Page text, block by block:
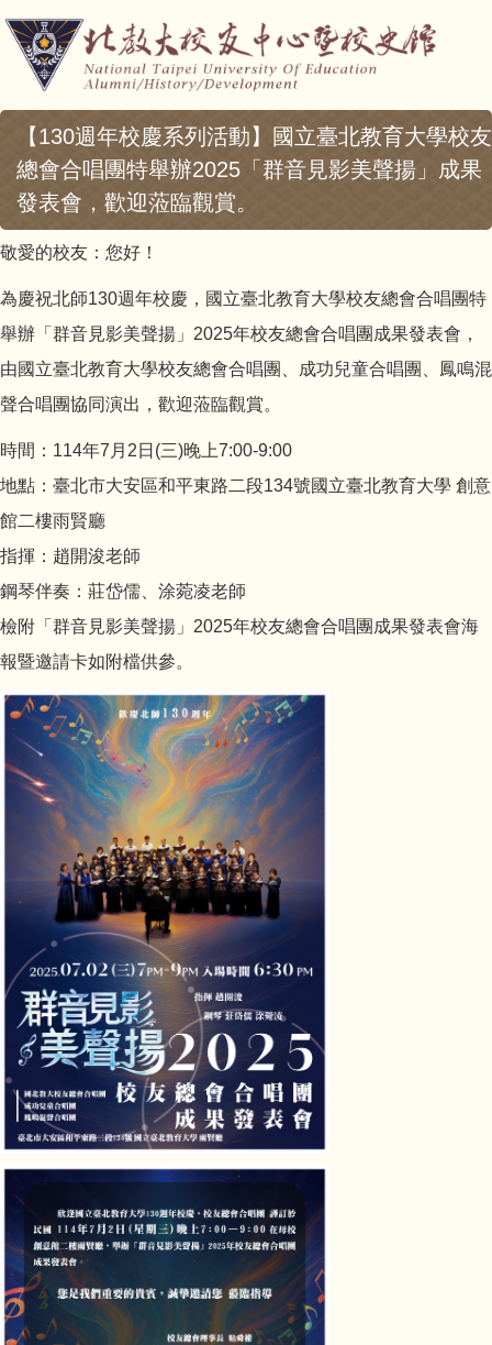
【130週年校慶系列活動】國立臺北教育大學校友
總會合唱團特舉辦2025「群音見影美聲揚」成果
發表會，歡迎蒞臨觀賞。
敬愛的校友：您好！
為慶祝北師130週年校慶，國立臺北教育大學校友總會合唱團特
舉辦「群音見影美聲揚」2025年校友總會合唱團成果發表會，
由國立臺北教育大學校友總會合唱團、成功兒童合唱團、鳳鳴混
聲合唱團協同演出，歡迎蒞臨觀賞。
時間：114年7月2日(三)晚上7:00-9:00
地點：臺北市大安區和平東路二段134號國立臺北教育大學 創意
館二樓雨賢廳
指揮：趙開浚老師
鋼琴伴奏：莊岱儒、涂菀凌老師
檢附「群音見影美聲揚」2025年校友總會合唱團成果發表會海
報暨邀請卡如附檔供參。